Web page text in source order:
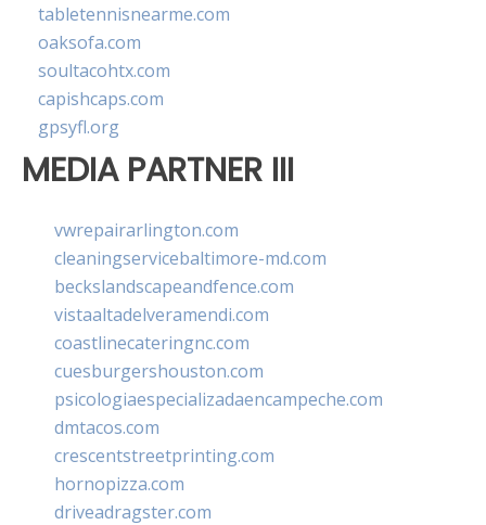
tabletennisnearme.com
oaksofa.com
soultacohtx.com
capishcaps.com
gpsyfl.org
MEDIA PARTNER III
vwrepairarlington.com
cleaningservicebaltimore-md.com
beckslandscapeandfence.com
vistaaltadelveramendi.com
coastlinecateringnc.com
cuesburgershouston.com
psicologiaespecializadaencampeche.com
dmtacos.com
crescentstreetprinting.com
hornopizza.com
driveadragster.com